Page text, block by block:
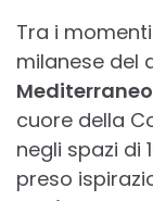
Tra i
milanese del
Mediterraneo
cuore della
negli spazi di
preso